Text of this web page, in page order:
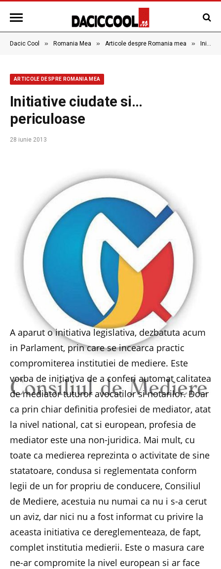
Dacic Cool » Romania Mea » Articole despre Romania mea » Initiative ciudate si… periculoase
ARTICOLE DESPRE ROMANIA MEA
Initiative ciudate si…
periculoase
28 iunie 2013
A aparut o initiativa legislativa, dezbatuta acum
in Parlament, prin care se incearca practic
compromiterea institutiei de mediere. Este
vorba de initiativa de a conferi automat calitatea
de mediator tuturor avocatilor si notarilor. Doar
ca prin chiar definitia profesiei de mediator, atat
la nivel national, cat si european, profesia de
mediator este una non-juridica. Mai mult, cu
toate ca medierea reprezinta o activitate de sine
statatoare, condusa si reglementata conform
legii de un for propriu de conducere, Consiliul
de Mediere, acestuia nu numai ca nu i s-a cerut
un aviz, dar nici nu a fost informat cu privire la
aceasta initiativa ce dereglementeaza, de fapt,
complet institutia medierii. Este o masura care
ne-ar compromite la nivel european si ar face